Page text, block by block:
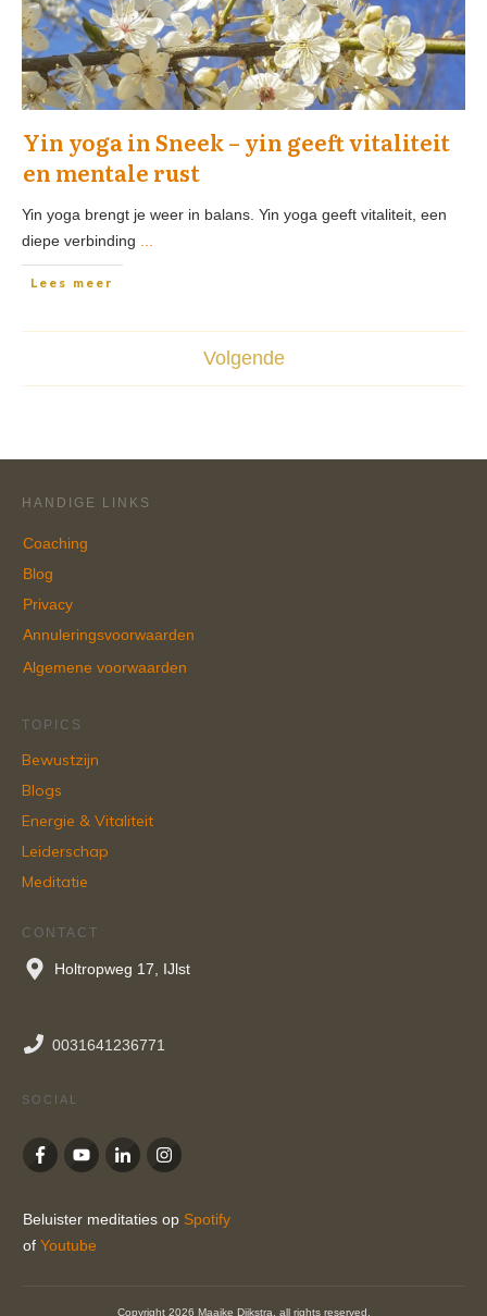
Yin yoga in Sneek – yin geeft vitaliteit
en mentale rust
Yin yoga brengt je weer in balans. Yin yoga geeft vitaliteit, een
diepe verbinding
Lees meer
Volgende
HANDIGE LINKS
Coaching
Blog
Privacy
Annuleringsvoorwaarden
Algemene voorwaarden
TOPICS
Bewustzijn
Blogs
Energie & Vitaliteit
Leiderschap
Meditatie
CONTACT
Holtropweg 17, IJlst
0031641236771
SOCIAL
Beluister meditaties op Spotify
of Youtube
Copyright 2026 Maaike Dijkstra , all rights reserved.